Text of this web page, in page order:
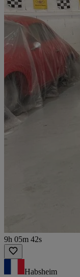
9h 05m 42s
Habsheim